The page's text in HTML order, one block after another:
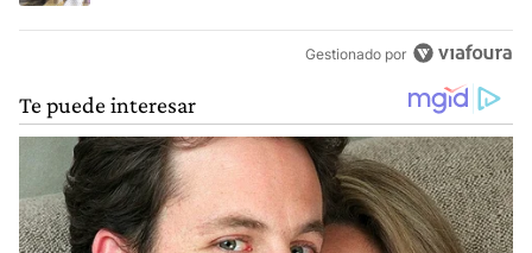
Gestionado por